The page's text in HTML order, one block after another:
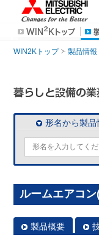
WIN2Kトップ 製品情報
形名から製品
ルームエアコ
製品概要